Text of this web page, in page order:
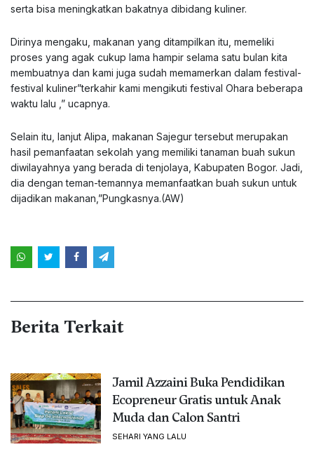
serta bisa meningkatkan bakatnya dibidang kuliner.
Dirinya mengaku, makanan yang ditampilkan itu, memeliki
proses yang agak cukup lama hampir selama satu bulan kita
membuatnya dan kami juga sudah memamerkan dalam festival-
festival kuliner”terkahir kami mengikuti festival Ohara beberapa
waktu lalu ,” ucapnya.
Selain itu, lanjut Alipa, makanan Sajegur tersebut merupakan
hasil pemanfaatan sekolah yang memiliki tanaman buah sukun
diwilayahnya yang berada di tenjolaya, Kabupaten Bogor. Jadi,
dia dengan teman-temannya memanfaatkan buah sukun untuk
dijadikan makanan,”Pungkasnya.(AW)
Berita Terkait
Jamil Azzaini Buka Pendidikan
Ecopreneur Gratis untuk Anak
Muda dan Calon Santri
SEHARI YANG LALU